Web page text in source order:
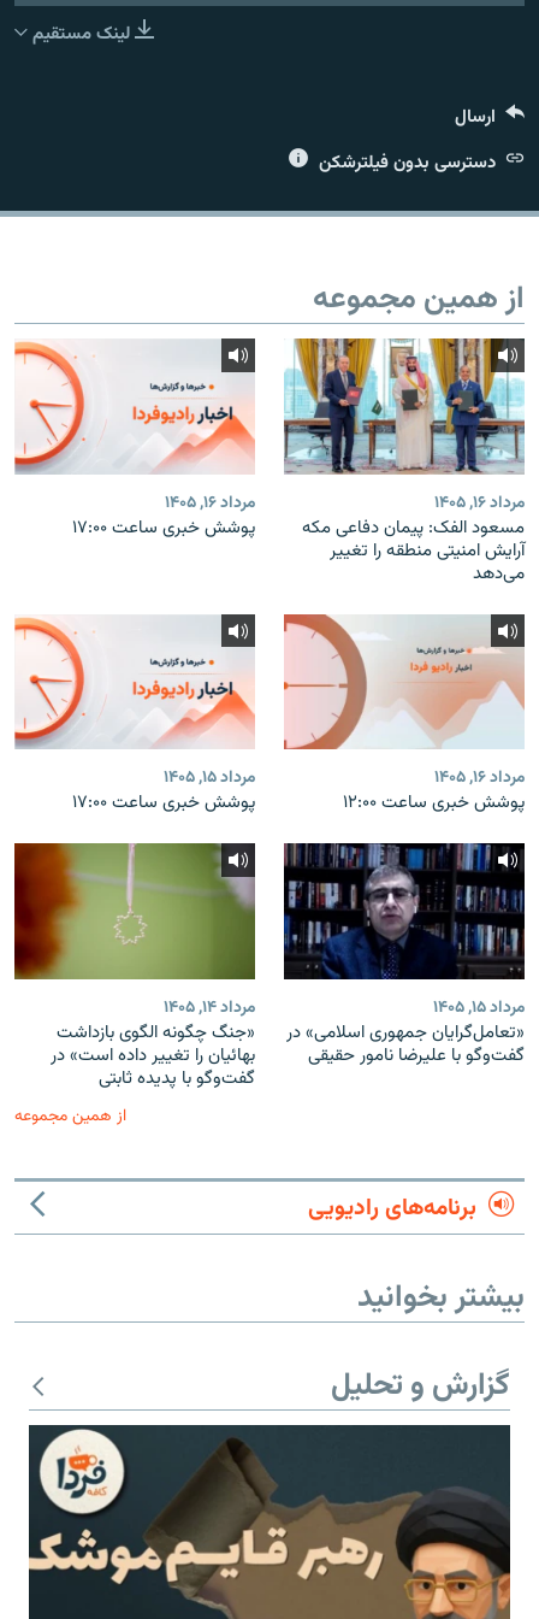
لینک مستقیم
ارسال
دسترسی بدون فیلترشکن
از همین مجموعه
مرداد ۱۶, ۱۴۰۵
مسعود الفک: پیمان دفاعی مکه
آرایش امنیتی منطقه را تغییر
می‌دهد
مرداد ۱۶, ۱۴۰۵
پوشش خبری ساعت ۱۷:۰۰
مرداد ۱۶, ۱۴۰۵
پوشش خبری ساعت ۱۲:۰۰
مرداد ۱۵, ۱۴۰۵
پوشش خبری ساعت ۱۷:۰۰
مرداد ۱۵, ۱۴۰۵
«تعامل‌گرایان جمهوری اسلامی» در
گفت‌وگو با علیرضا نامور حقیقی
مرداد ۱۴, ۱۴۰۵
«جنگ چگونه الگوی بازداشت
بهائیان را تغییر داده است» در
گفت‌وگو با پدیده ثابتی
از همین مجموعه
برنامه‌های رادیویی
بیشتر بخوانید
گزارش و تحلیل